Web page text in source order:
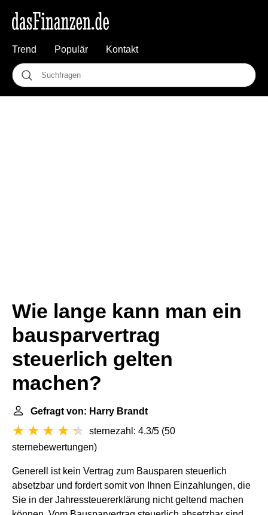
Trend Populär Kontakt
Wie lange kann man ein
bausparvertrag
steuerlich gelten
machen?
Gefragt von: Harry Brandt
sternezahl: 4.3/5 (50
sternebewertungen)
Generell ist kein Vertrag zum Bausparen steuerlich
absetzbar und fordert somit von Ihnen Einzahlungen, die
Sie in der Jahressteuererklärung nicht geltend machen